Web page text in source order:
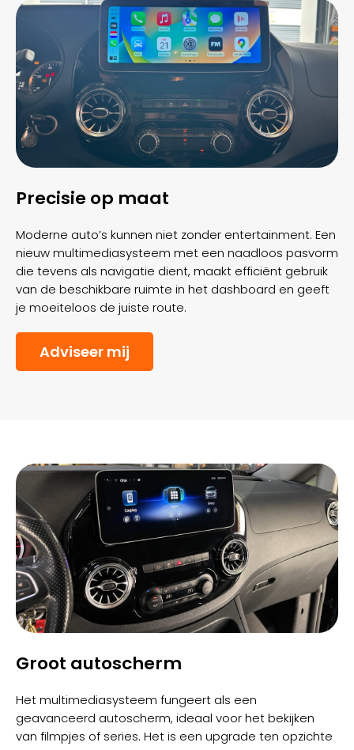
Precisie op maat
Moderne auto’s kunnen niet zonder entertainment. Een
nieuw multimediasysteem met een naadloos pasvorm
die tevens als navigatie dient, maakt efficiënt gebruik
van de beschikbare ruimte in het dashboard en geeft
je moeiteloos de juiste route.
Adviseer mij
Groot autoscherm
Het multimediasysteem fungeert als een
geavanceerd autoscherm, ideaal voor het bekijken
van filmpjes of series. Het is een upgrade ten opzichte